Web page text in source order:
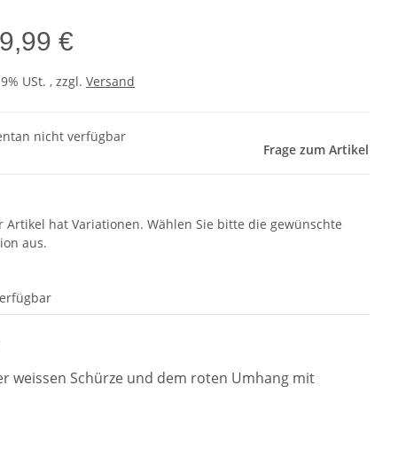
€
USt. , zzgl. Versand
nicht verfügbar
Frage zum Artikel
Artikel hat Variationen. Wählen Sie bitte die gewünschte
aus.
weissen Schürze und dem roten Umhang mit